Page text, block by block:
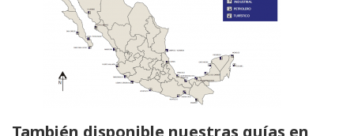
También disponible nuestras guías en